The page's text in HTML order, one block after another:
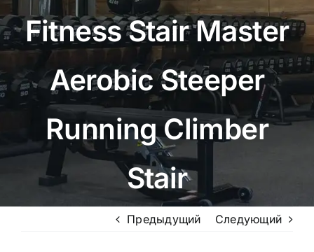
Fitness Stair Master
Aerobic Steeper
Running Climber
Stair
Предыдущий Следующий